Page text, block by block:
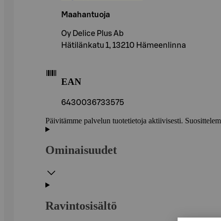
Maahantuoja
Oy Delice Plus Ab
Hätilänkatu 1, 13210 Hämeenlinna
EAN
6430036733575
Päivitämme palvelun tuotetietoja aktiivisesti.
Ominaisuudet
Ravintosisältö